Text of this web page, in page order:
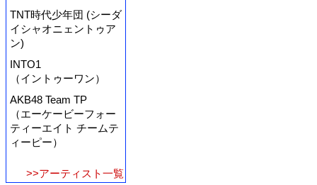
TNT時代少年団 (シーダ
イシャオニェントゥア
ン)
INTO1
（イントゥーワン）
AKB48 Team TP
（エーケービーフォー
ティーエイト チームテ
ィーピー）
>>アーティスト一覧